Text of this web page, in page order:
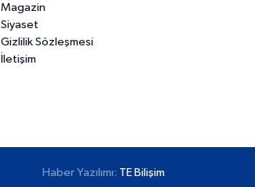
Magazin
Siyaset
Gizlilik Sözleşmesi
İletişim
Haber Yazılımı: TE Bilişim